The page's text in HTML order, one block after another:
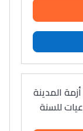
المدينة
للسنة